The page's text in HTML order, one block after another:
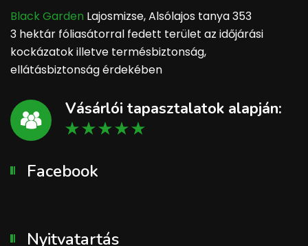
Black Garden Lajosmizse, Alsólajos tanya 353
3 hektár fóliasátorral fedett terület az időjárási
kockázatok illetve termésbiztonság,
ellátásbiztonság érdekében
Vásárlói tapasztalatok alapján:
Facebook
Nyitvatartás